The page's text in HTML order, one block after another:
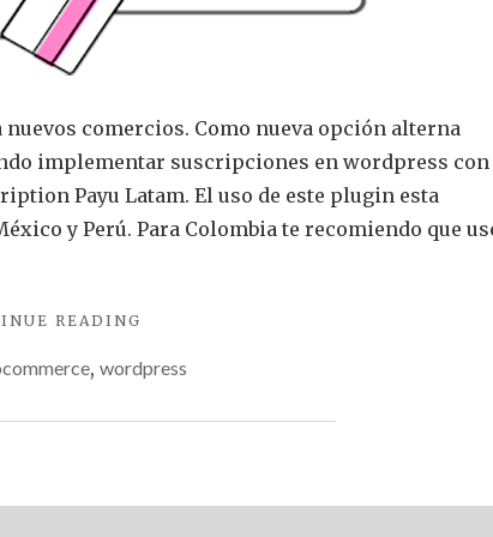
comercios. Como nueva opción alterna
implementar suscripciones en wordpress con
Payu Latam. El uso de este plugin esta
y Perú. Para Colombia te recomiendo que
READING
PAYU
EN
, wordpress